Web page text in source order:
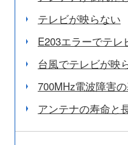
テレビが映らない
E203エラーでテレ
台風でテレビが映
700MHz電波障害
アンテナの寿命と